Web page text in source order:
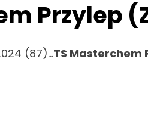
Przylep
(87)…TS Masterchem